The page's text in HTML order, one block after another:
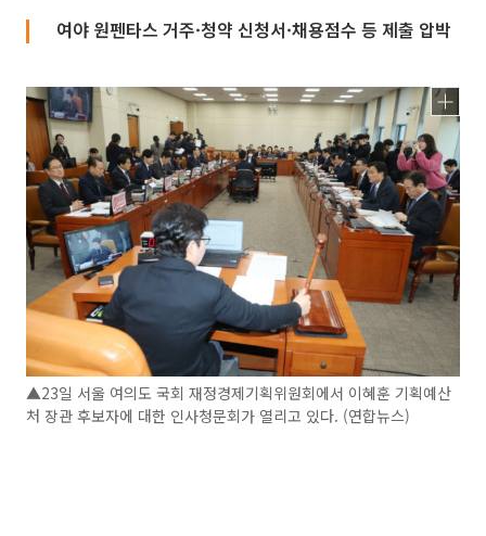
여야 원펜타스 거주·청약 신청서·채용점수 등 제출 압박
▲23일 서울 여의도 국회 재정경제기획위원회에서 이혜훈 기획예산
처 장관 후보자에 대한 인사청문회가 열리고 있다. (연합뉴스)